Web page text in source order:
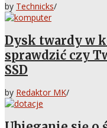
by Technicks/
Dysk twardy w
sprawdzić czy
SSD
by Redaktor MK/